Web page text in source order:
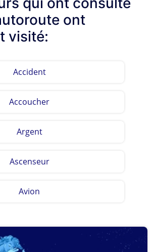
ont
visité:
Accident
Accoucher
Argent
Ascenseur
Avion